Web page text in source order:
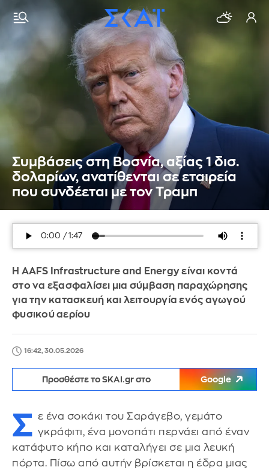
Συμβάσεις στη Βοσνία, αξίας 1 δισ.
δολαρίων, ανατίθενται σε εταιρεία
που συνδέεται με τον Τραμπ
Η AAFS Infrastructure and Energy είναι κοντά
στο να εξασφαλίσει μια σύμβαση παραχώρησης
για την κατασκευή και λειτουργία ενός αγωγού
φυσικού αερίου
16:42, 30.05.2026
Προσθέστε το SKAI.gr στο Google
Σ ε ένα σοκάκι του Σαράγεβο, γεμάτο
γκράφιτι, ένα μονοπάτι περνάει από έναν
κατάφυτο κήπο και καταλήγει σε μια λευκή
πόρτα. Πίσω από αυτήν βρίσκεται η έδρα μιας